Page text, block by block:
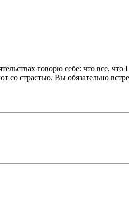
говорю себе: что все, что
страстью. Вы обязательно